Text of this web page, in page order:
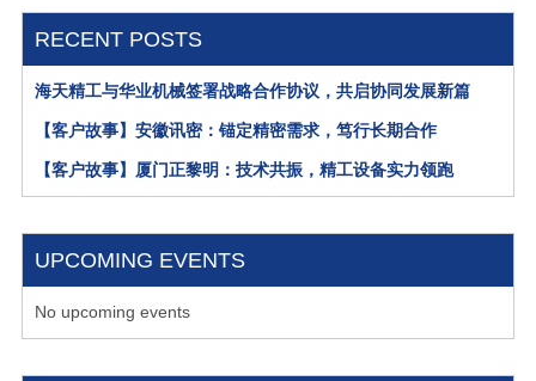
RECENT POSTS
海天精工与华业机械签署战略合作协议，共启协同发展新篇
【客户故事】安徽讯密：锚定精密需求，笃行长期合作
【客户故事】厦门正黎明：技术共振，精工设备实力领跑
UPCOMING EVENTS
No upcoming events